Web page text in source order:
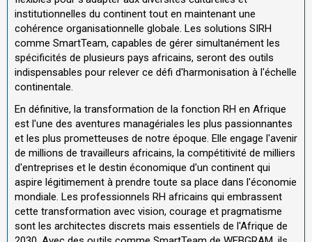
institutionnelles du continent tout en maintenant une
cohérence organisationnelle globale. Les solutions SIRH
comme SmartTeam, capables de gérer simultanément les
spécificités de plusieurs pays africains, seront des outils
indispensables pour relever ce défi d'harmonisation à l'échelle
continentale.
En définitive, la transformation de la fonction RH en Afrique
est l'une des aventures managériales les plus passionnantes
et les plus prometteuses de notre époque. Elle engage l'avenir
de millions de travailleurs africains, la compétitivité de milliers
d'entreprises et le destin économique d'un continent qui
aspire légitimement à prendre toute sa place dans l'économie
mondiale. Les professionnels RH africains qui embrassent
cette transformation avec vision, courage et pragmatisme
sont les architectes discrets mais essentiels de l'Afrique de